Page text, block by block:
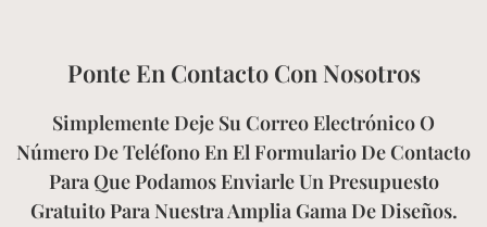
Ponte En Contacto Con Nosotros
Simplemente Deje Su Correo Electrónico O
Número De Teléfono En El Formulario De Contacto
Para Que Podamos Enviarle Un Presupuesto
Gratuito Para Nuestra Amplia Gama De Diseños.